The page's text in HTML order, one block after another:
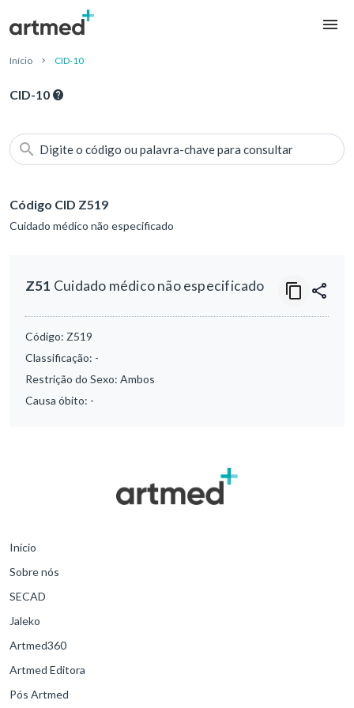
Início CID-10
CID-10
Digite o código ou palavra-chave para consultar
Código CID Z519
Cuidado médico não especificado
Z51 Cuidado médico não especificado
Código: Z519
Classificação: -
Restrição do Sexo: Ambos
Causa óbito: -
Início
Sobre nós
SECAD
Jaleko
Artmed360
Artmed Editora
Pós Artmed